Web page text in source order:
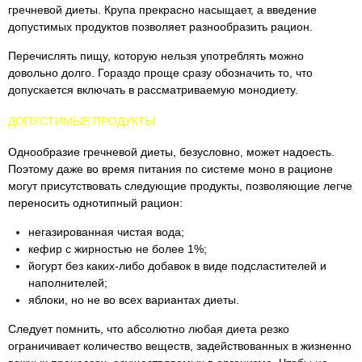
гречневой диеты. Крупа прекрасно насыщает, а введение
допустимых продуктов позволяет разнообразить рацион.
Перечислять пищу, которую нельзя употреблять можно
довольно долго. Гораздо проще сразу обозначить то, что
допускается включать в рассматриваемую монодиету.
ДОПУСТИМЫЕ ПРОДУКТЫ
Однообразие гречневой диеты, безусловно, может надоесть.
Поэтому даже во время питания по системе моно в рационе
могут присутствовать следующие продукты, позволяющие легче
переносить однотипный рацион:
негазированная чистая вода;
кефир с жирностью не более 1%;
йогурт без каких-либо добавок в виде подсластителей и
наполнителей;
яблоки, но не во всех вариантах диеты.
Следует помнить, что абсолютно любая диета резко
ограничивает количество веществ, задействованных в жизненно